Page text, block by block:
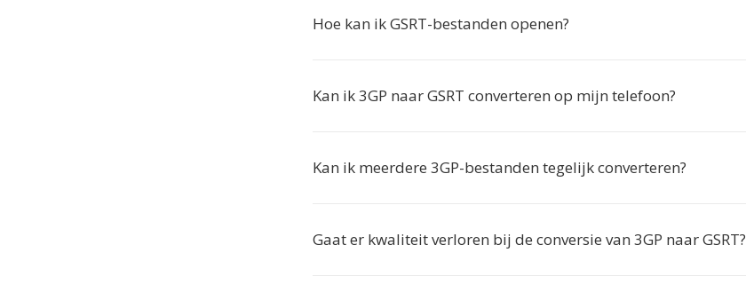
Hoe kan ik GSRT-bestanden openen?
Kan ik 3GP naar GSRT converteren op mijn telefoon?
Kan ik meerdere 3GP-bestanden tegelijk converteren?
Gaat er kwaliteit verloren bij de conversie van 3GP naar GSRT?